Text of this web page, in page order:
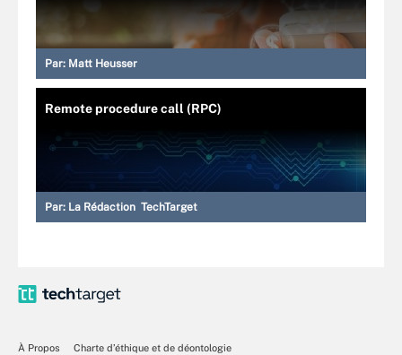
Par: Matt Heusser
Remote procedure call (RPC)
Par: La Rédaction TechTarget
À Propos
Charte d’éthique et de déontologie